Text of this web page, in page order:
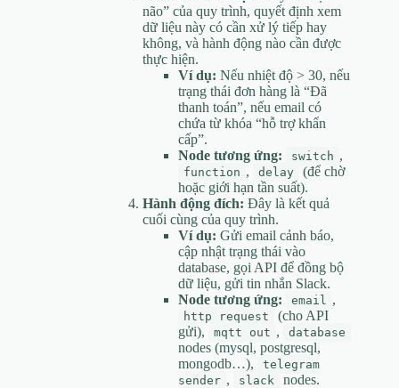
não” của quy trình, quyết định xem
dữ liệu này có cần xử lý tiếp hay
không, và hành động nào cần được
thực hiện.
Ví dụ: Nếu nhiệt độ > 30, nếu
trạng thái đơn hàng là “Đã
thanh toán”, nếu email có
chứa từ khóa “hỗ trợ khẩn
cấp”.
Node tương ứng:
switch ,
function , delay
(để chờ
hoặc giới hạn tần suất).
Hành động đích: Đây là kết quả
cuối cùng của quy trình.
Ví dụ: Gửi email cảnh báo,
cập nhật trạng thái vào
database, gọi API để đồng bộ
dữ liệu, gửi tin nhắn Slack.
Node tương ứng:
email ,
http request
(cho API
gửi),
mqtt out , database
nodes (mysql, postgresql,
mongodb…),
telegram
sender , slack nodes.